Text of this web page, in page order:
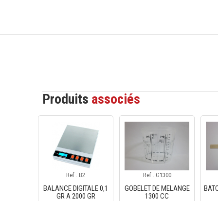
Produits associés
Ref : B2
BALANCE DIGITALE 0,1
GR A 2000 GR
Ref : G1300
GOBELET DE MELANGE
1300 CC